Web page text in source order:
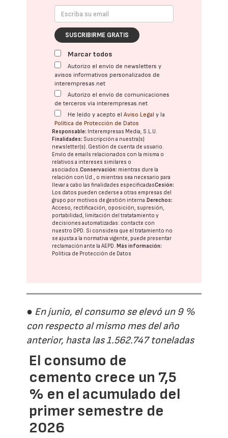
SUSCRIBIRME GRATIS
Marcar todos
Autorizo el envío de newsletters y
avisos informativos personalizados de
interempresas.net
Autorizo el envío de comunicaciones
de terceros vía interempresas.net
He leído y acepto elAviso Legal y la
Política de Protección de Datos
Responsable: Interempresas Media, S.L.U.
Finalidades: Suscripción a nuestra(s)
newsletter(s). Gestión de cuenta de usuario.
Envío de emails relacionados con la misma o
relativos a intereses similares o
asociados.Conservación: mientras dure la
relación con Ud., o mientras sea necesario para
llevar a cabo las finalidades especificadasCesión:
Los datos pueden cederse a otras empresas del
grupo por motivos de gestión interna. Derechos:
Acceso, rectificación, oposición, supresión,
portabilidad, limitación del tratatamiento y
decisiones automatizadas: contacte con
nuestro DPD. Si considera que el tratamiento no
se ajusta a la normativa vigente, puede presentar
reclamación ante laAEPD. Más información:
Política de Protección de Datos
● En junio, el consumo se elevó un 9 %
con respecto al mismo mes del año
anterior, hasta las 1.562.747 toneladas
El consumo de
cemento crece un 7,5
% en el acumulado del
primer semestre de
2026